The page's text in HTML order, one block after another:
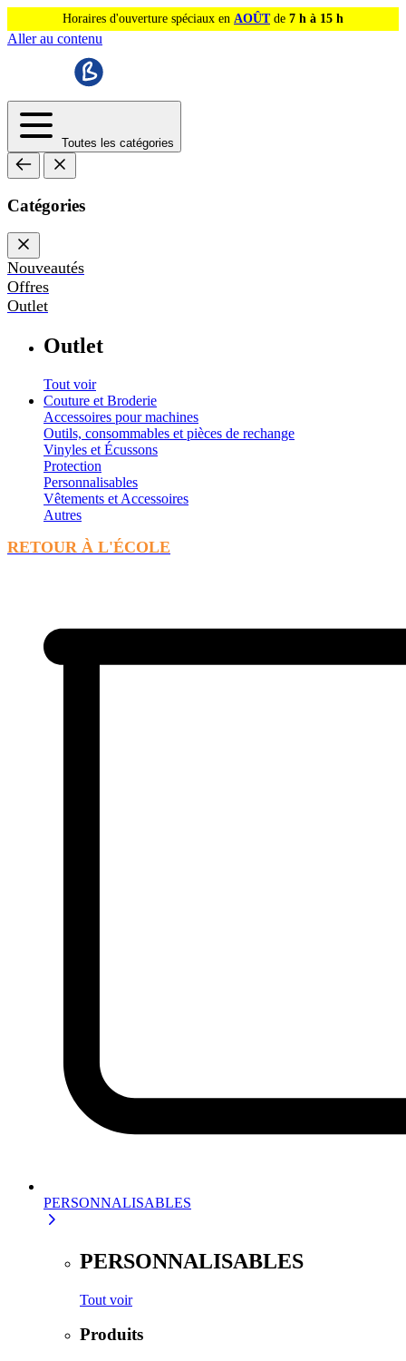
Horaires d'ouverture spéciaux en AOÛTde 7 h à 15 h
Aller au contenu
Toutes les catégories
Catégories
Nouveautés
Offres
Outlet
Outlet
Tout voir
Couture et Broderie
Accessoires pour machines
Outils, consommables et pièces de rechange
Vinyles et Écussons
Protection
Personnalisables
Vêtements et Accessoires
Autres
RETOUR À L'ÉCOLE
PERSONNALISABLES
PERSONNALISABLES
Tout voir
Produits